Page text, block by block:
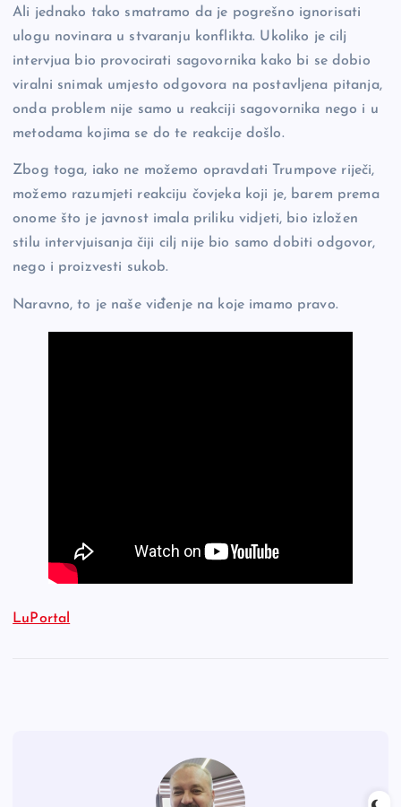
Ali jednako tako smatramo da je pogrešno ignorisati
ulogu novinara u stvaranju konflikta. Ukoliko je cilj
intervjua bio provocirati sagovornika kako bi se dobio
viralni snimak umjesto odgovora na postavljena pitanja,
onda problem nije samo u reakciji sagovornika nego i u
metodama kojima se do te reakcije došlo.
Zbog toga, iako ne možemo opravdati Trumpove riječi,
možemo razumjeti reakciju čovjeka koji je, barem prema
onome što je javnost imala priliku vidjeti, bio izložen
stilu intervjuisanja čiji cilj nije bio samo dobiti odgovor,
nego i proizvesti sukob.
Naravno, to je naše viđenje na koje imamo pravo.
LuPortal